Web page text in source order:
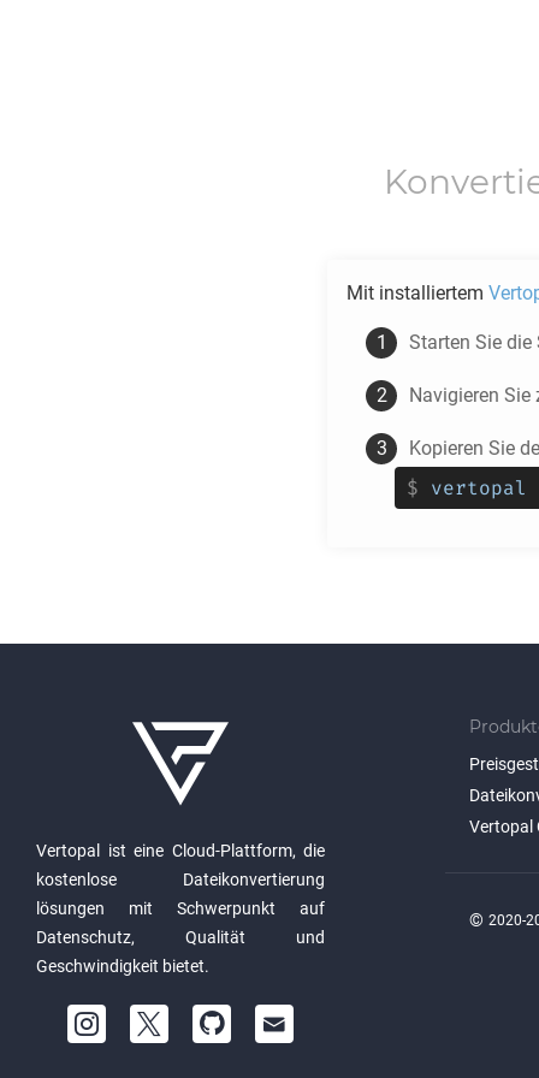
Mit installiertem
Starten Sie
Navigieren
Kopieren Sie
$ vertopal
Vertopal ist eine Cloud-Plattform, die
kostenlose Dateikonvertierung
lösungen mit Schwerpunkt auf
Datenschutz, Qualität und
Geschwindigkeit bietet.
Vertopal
© 2020-